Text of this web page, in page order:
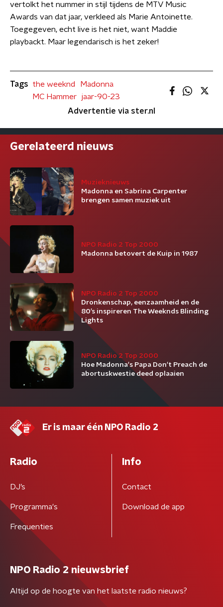
vertolkt het nummer in stijl tijdens de MTV Music
Awards van dat jaar, verkleed als Marie Antoinette.
Toegegeven, echt live is het niet, want Maddie
playbackt. Maar legendarisch is het zeker!
Tags the weeknd
Madonna
MC Hammer
jaar-90-23
Advertentie via ster.nl
Gerelateerd nieuws
Muzieknieuws
Madonna en Sabrina Carpenter
brengen samen muziek uit
NPO Radio 2 Top 2000
Madonna betovert de Kuip in 1987
NPO Radio 2 Top 2000
Dronkenschap, eenzaamheid en de
80’s inspireren The Weeknds Blinding
Lights
NPO Radio 2 Top 2000
Hoe Madonna's Papa Don't Preach de
abortuskwestie deed oplaaien
Er is maar één NPO Radio 2
Radio
DJ’s
Programma's
Frequenties
Info
Contact
Download de app
NPO Radio 2 nieuwsbrief
Altijd op de hoogte van het laatste radio nieuws?